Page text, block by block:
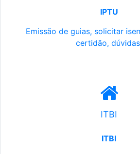
IPTU
Emissão de guias, solicitar
certidão,
ITBI
ITBI